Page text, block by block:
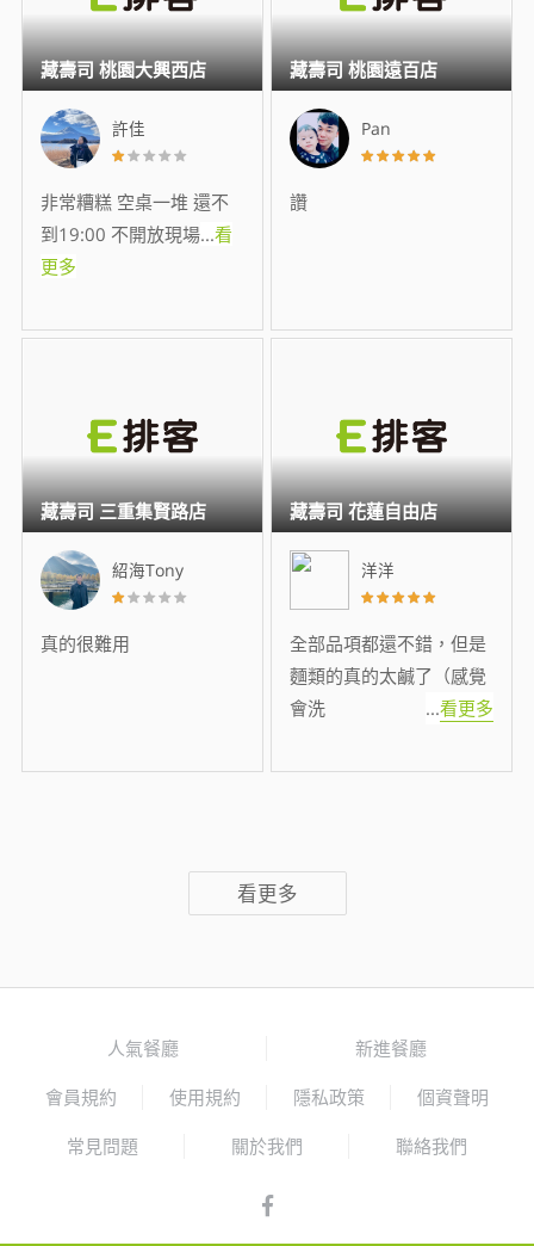
許佳
非常糟糕 空桌一堆 還不
到19:00 不開放現場...看
更多
藏壽司 桃園大興西店
Pan
讚
藏壽司 桃園遠百店
紹海Tony
真的很難用
藏壽司 三重集賢路店
洋洋
全部品項都還不錯，但是
麵類的真的太鹹了（感覺
會洗
...看更多
藏壽司 花蓮自由店
看更多
人氣餐廳 新進餐廳
會員規約 使用規約 隱私政策 個資聲明
常見問題 關於我們 聯絡我們